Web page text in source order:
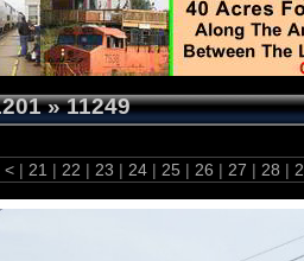
»11249
< | 21 | 22 | 23 | 24 | 25 | 26 | 27 | 28 |